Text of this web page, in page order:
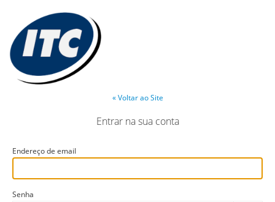
« Voltar ao Site
Entrar na sua conta
Endereço de email
Senha